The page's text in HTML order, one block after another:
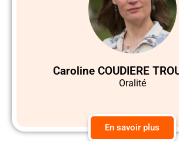
Caroline COUDIERE
Oralité
En savoir plus